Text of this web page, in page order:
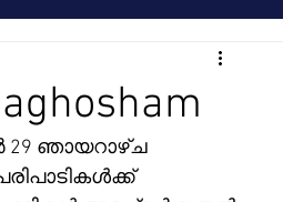
Birthdays
ഞായറാഴ്ച